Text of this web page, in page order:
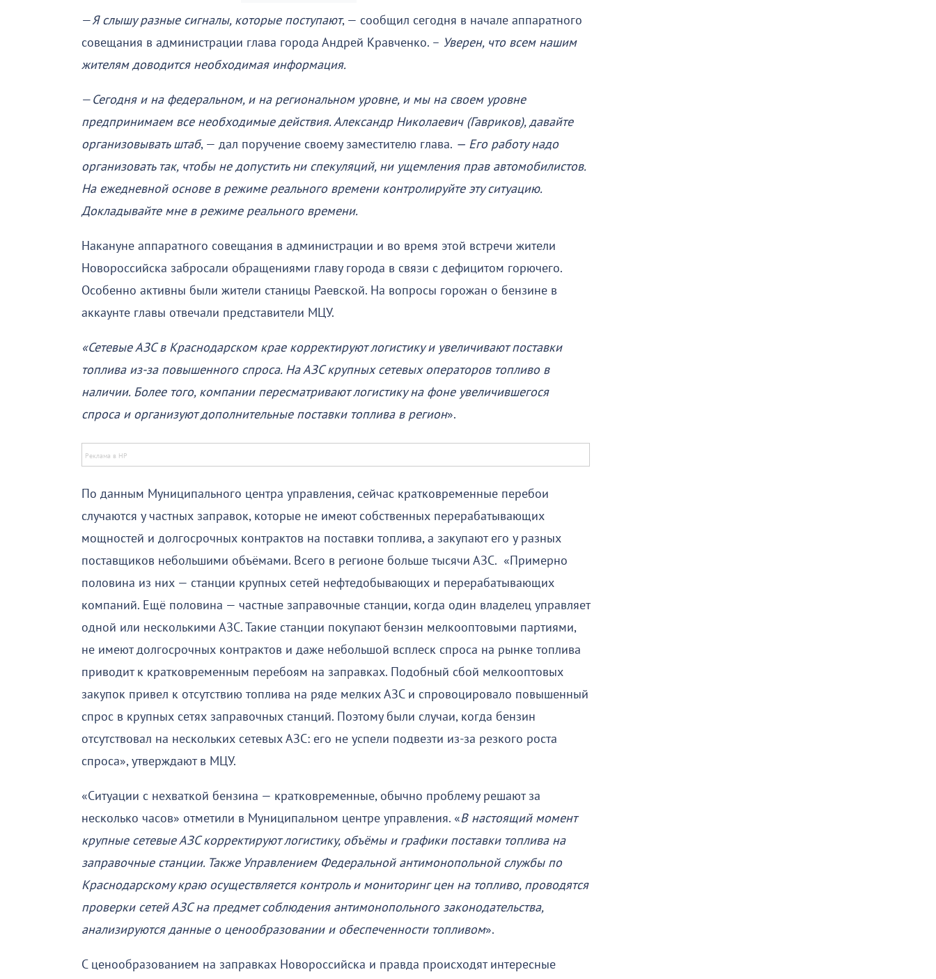
—Я слышу разные сигналы, которые поступают, — сообщил сегодня в начале аппаратного
совещания в администрации глава города Андрей Кравченко. – Уверен, что всем нашим
жителям доводится необходимая информация.
—Сегодня и на федеральном, и на региональном уровне, и мы на своем уровне
предпринимаем все необходимые действия. Александр Николаевич (Гавриков), давайте
организовывать штаб, — дал поручение своему заместителю глава. — Его работу надо
организовать так, чтобы не допустить ни спекуляций, ни ущемления прав автомобилистов.
На ежедневной основе в режиме реального времени контролируйте эту ситуацию.
Докладывайте мне в режиме реального времени.
Накануне аппаратного совещания в администрации и во время этой встречи жители
Новороссийска забросали обращениями главу города в связи с дефицитом горючего.
Особенно активны были жители станицы Раевской. На вопросы горожан о бензине в
аккаунте главы отвечали представители МЦУ.
«Сетевые АЗС в Краснодарском крае корректируют логистику и увеличивают поставки
топлива из-за повышенного спроса. На АЗС крупных сетевых операторов топливо в
наличии. Более того, компании пересматривают логистику на фоне увеличившегося
спроса и организуют дополнительные поставки топлива в регион».
По данным Муниципального центра управления, сейчас кратковременные перебои
случаются у частных заправок, которые не имеют собственных перерабатывающих
мощностей и долгосрочных контрактов на поставки топлива, а закупают его у разных
поставщиков небольшими объёмами. Всего в регионе больше тысячи АЗС. «Примерно
половина из них — станции крупных сетей нефтедобывающих и перерабатывающих
компаний. Ещё половина — частные заправочные станции, когда один владелец управляет
одной или несколькими АЗС. Такие станции покупают бензин мелкооптовыми партиями,
не имеют долгосрочных контрактов и даже небольшой всплеск спроса на рынке топлива
приводит к кратковременным перебоям на заправках. Подобный сбой мелкооптовых
закупок привел к отсутствию топлива на ряде мелких АЗС и спровоцировало повышенный
спрос в крупных сетях заправочных станций. Поэтому были случаи, когда бензин
отсутствовал на нескольких сетевых АЗС: его не успели подвезти из-за резкого роста
спроса», утверждают в МЦУ.
«Ситуации с нехваткой бензина — кратковременные, обычно проблему решают за
несколько часов» отметили в Муниципальном центре управления. «В настоящий момент
крупные сетевые АЗС корректируют логистику, объёмы и графики поставки топлива на
заправочные станции. Также Управлением Федеральной антимонопольной службы по
Краснодарскому краю осуществляется контроль и мониторинг цен на топливо, проводятся
проверки сетей АЗС на предмет соблюдения антимонопольного законодательства,
анализируются данные о ценообразовании и обеспеченности топливом».
С ценообразованием на заправках Новороссийска и правда происходят интересные